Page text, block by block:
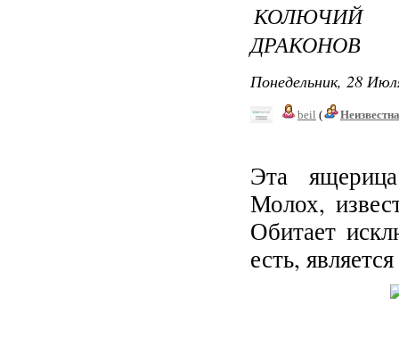
КОЛЮЧИЙ
ДРАКОНОВ
Понедельник, 28
beil (
Эта
Молох,
Обитает
есть,